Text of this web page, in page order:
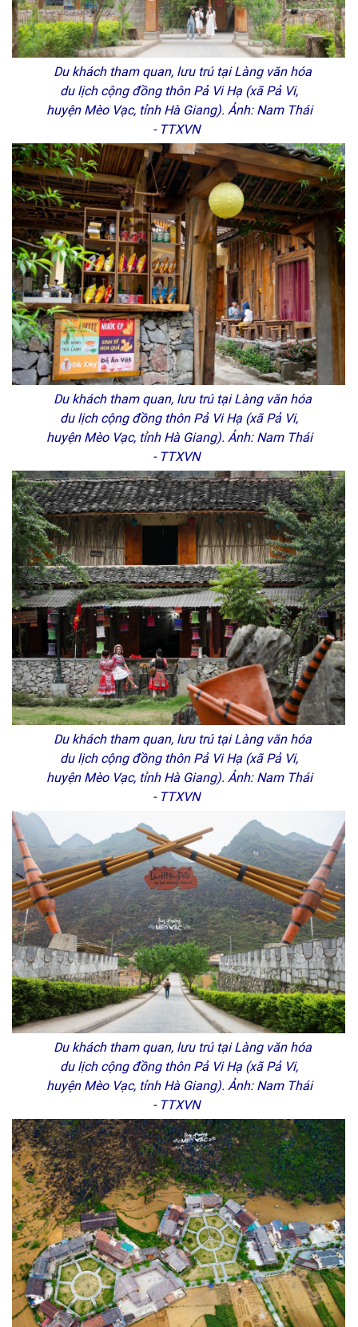
Du khách tham quan, lưu trú tại Làng văn hóa
du lịch cộng đồng thôn Pả Vi Hạ (xã Pả Vi,
huyện Mèo Vạc, tỉnh Hà Giang). Ảnh: Nam Thái
- TTXVN
Du khách tham quan, lưu trú tại Làng văn hóa
du lịch cộng đồng thôn Pả Vi Hạ (xã Pả Vi,
huyện Mèo Vạc, tỉnh Hà Giang). Ảnh: Nam Thái
- TTXVN
Du khách tham quan, lưu trú tại Làng văn hóa
du lịch cộng đồng thôn Pả Vi Hạ (xã Pả Vi,
huyện Mèo Vạc, tỉnh Hà Giang). Ảnh: Nam Thái
- TTXVN
Du khách tham quan, lưu trú tại Làng văn hóa
du lịch cộng đồng thôn Pả Vi Hạ (xã Pả Vi,
huyện Mèo Vạc, tỉnh Hà Giang). Ảnh: Nam Thái
- TTXVN